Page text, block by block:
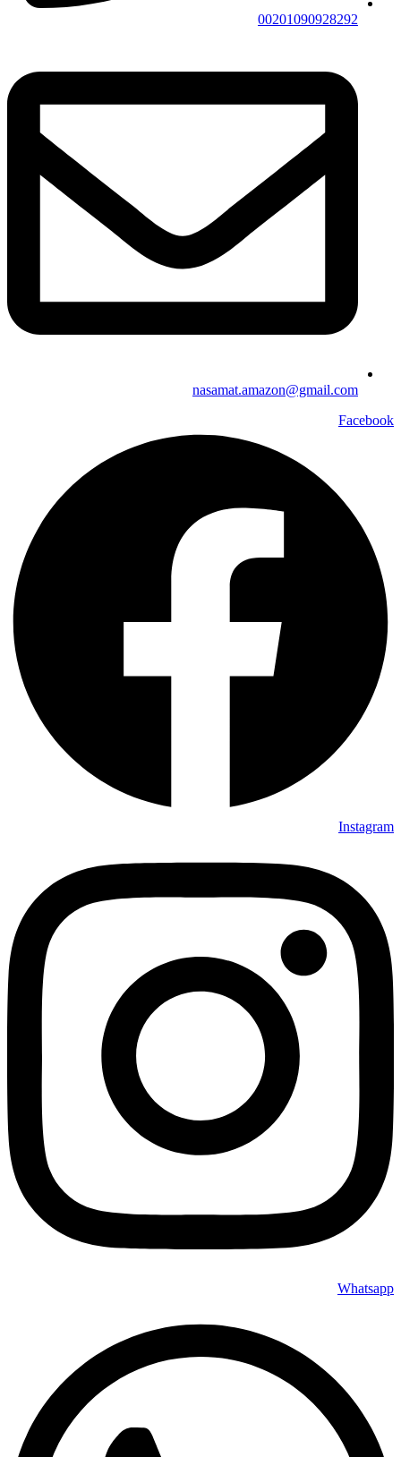
00201090928292
nasamat.amazon@gmail.com
Facebook
Instagram
Whatsapp